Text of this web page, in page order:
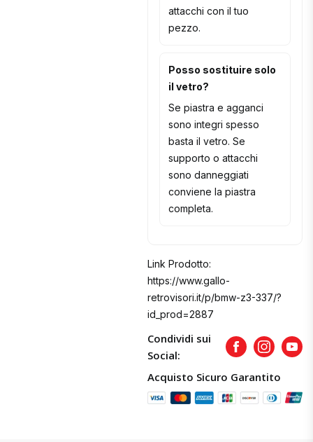
attacchi con il tuo
pezzo.
Posso sostituire solo
il vetro?
Se piastra e agganci
sono integri spesso
basta il vetro. Se
supporto o attacchi
sono danneggiati
conviene la piastra
completa.
Link Prodotto:
https://www.gallo-
retrovisori.it/p/bmw-z3-337/?
id_prod=2887
Condividi sui
Social:
FacebookInstagram
Acquisto Sicuro Garantito